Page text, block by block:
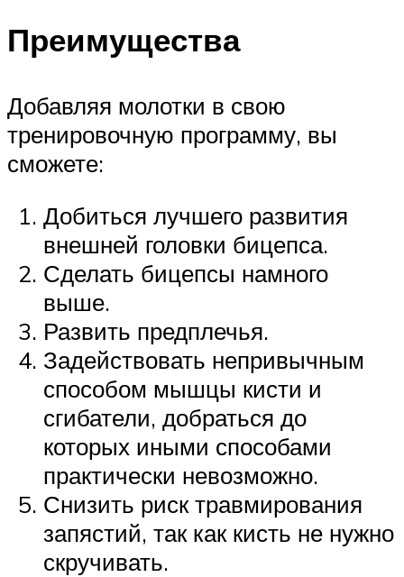
Преимущества
Добавляя молотки в свою
тренировочную программу, вы
сможете:
Добиться лучшего развития
внешней головки бицепса.
Сделать бицепсы намного
выше.
Развить предплечья.
Задействовать непривычным
способом мышцы кисти и
сгибатели, добраться до
которых иными способами
практически невозможно.
Снизить риск травмирования
запястий, так как кисть не нужно
скручивать.